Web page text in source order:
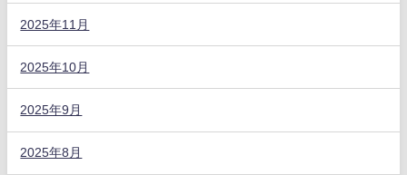
2025年11月
2025年10月
2025年9月
2025年8月